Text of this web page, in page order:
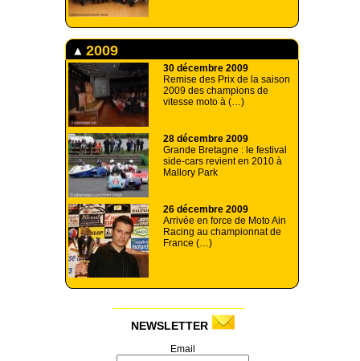
2009
30 décembre 2009
Remise des Prix de la saison
2009 des champions de
vitesse moto à (…)
28 décembre 2009
Grande Bretagne : le festival
side-cars revient en 2010 à
Mallory Park
26 décembre 2009
Arrivée en force de Moto Ain
Racing au championnat de
France (…)
NEWSLETTER
Email